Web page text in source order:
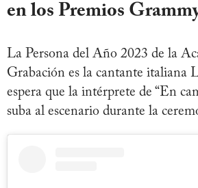
en los Premios
La Persona del Año 2023 de la
Grabación es la cantante italiana
espera que la intérprete de “En
suba al escenario durante la